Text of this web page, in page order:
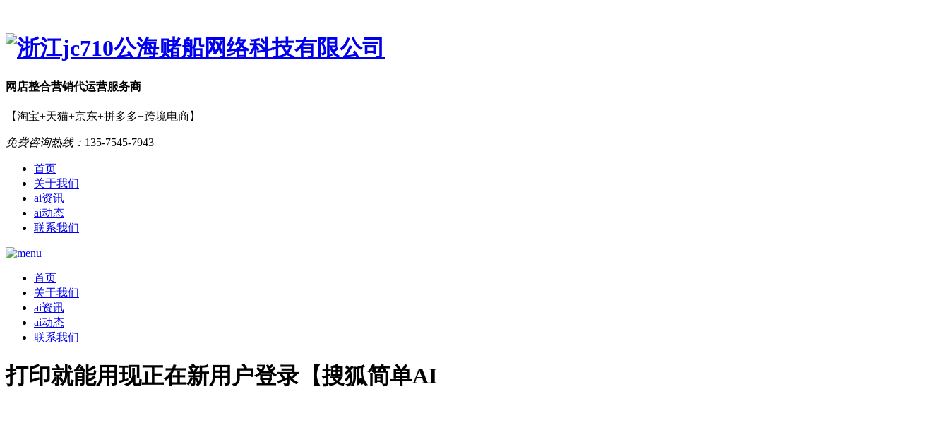
网店整合营销代运营服务商
【淘宝+天猫+京东+拼多多+跨境电商】
免费咨询热线： 135-7545-7943
首页
关于我们
ai资讯
ai动态
联系我们
首页
关于我们
ai资讯
ai动态
联系我们
打印就能用现正在新用户登录【搜狐简单AI